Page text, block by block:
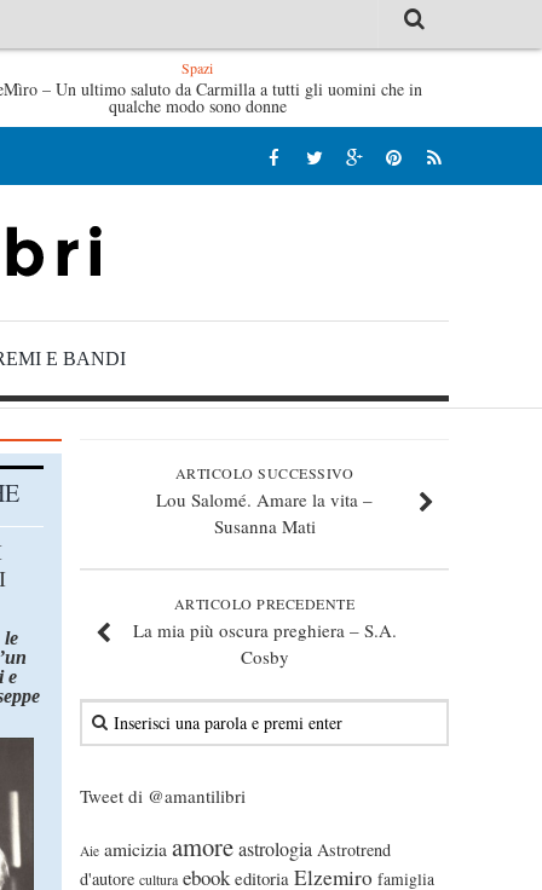
L’idraulico non verrà – Fruttero & Lucentini
Spazi
– Un ultimo saluto da Carmilla a tutti gli uomini che in
qualche modo sono donne
E BANDI
ARTICOLO SUCCESSIVO
Lou Salomé. Amare la vita –
Susanna Mati
ARTICOLO PRECEDENTE
La mia più oscura preghiera – S.A.
Cosby
Tweet di @amantilibri
Aie amicizia amoreastrologia Astrotrend
d'autore cultura ebook editoria Elzemiro famiglia
le
e